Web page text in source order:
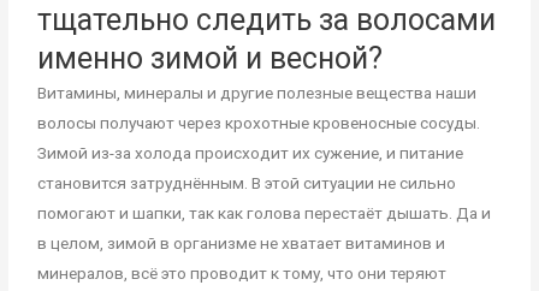
тщательно следить за волосами
именно зимой и весной?
Витамины, минералы и другие полезные вещества наши
волосы получают через крохотные кровеносные сосуды.
Зимой из-за холода происходит их сужение, и питание
становится затруднённым. В этой ситуации не сильно
помогают и шапки, так как голова перестаёт дышать. Да и
в целом, зимой в организме не хватает витаминов и
минералов, всё это проводит к тому, что они теряют